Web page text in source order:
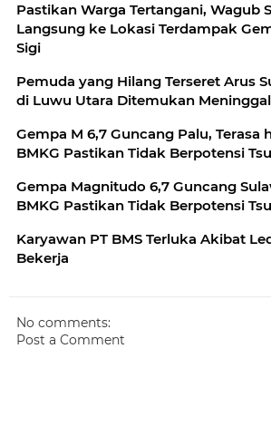
Pastikan Warga Tertangani, Wagub
Langsung ke Lokasi Terdampak
Sigi
Pemuda yang Hilang Terseret Arus
di Luwu Utara Ditemukan
Gempa M 6,7 Guncang Palu, Terasa
BMKG Pastikan Tidak Berpotensi
Gempa Magnitudo 6,7 Guncang
BMKG Pastikan Tidak Berpotensi
Karyawan PT BMS Terluka Akibat
Bekerja
No comments:
Post a Comment